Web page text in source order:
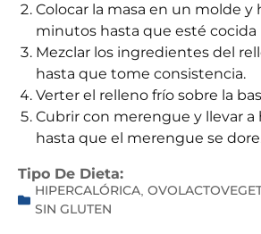
Colocar la masa en un molde y
minutos hasta que esté cocida
Mezclar los ingredientes del
hasta que tome consistencia.
Verter el relleno frío sobre la
Cubrir con merengue y llevar
hasta que el merengue se
Tipo De Dieta:
HIPERCALÓRICA
SIN GLUTEN